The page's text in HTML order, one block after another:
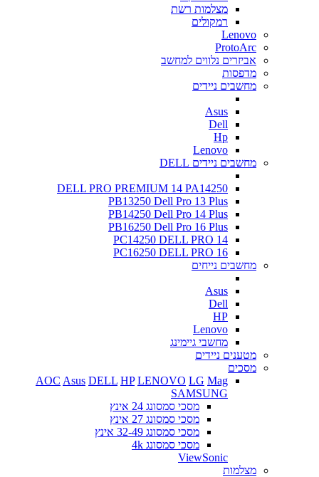
מצלמות רשת
רמקולים
Lenovo
ProtoArc
אביזרים נלווים למחשב
מדפסות
מחשבים ניידים
Asus
Dell
Hp
Lenovo
מחשבים ניידים DELL
DELL PRO PREMIUM 14 PA14250
PB13250 Dell Pro 13 Plus
PB14250 Dell Pro 14 Plus
PB16250 Dell Pro 16 Plus
PC14250 DELL PRO 14
PC16250 DELL PRO 16
מחשבים נייחים
Asus
Dell
HP
Lenovo
מחשבי גיימינג
מטענים ניידים
מסכים
AOC Asus DELL HP LENOVO LG Mag
SAMSUNG
מסכי סמסונג 24 אינץ
מסכי סמסונג 27 אינץ
מסכי סמסונג 32-49 אינץ
מסכי סמסונג 4k
ViewSonic
מצלמות